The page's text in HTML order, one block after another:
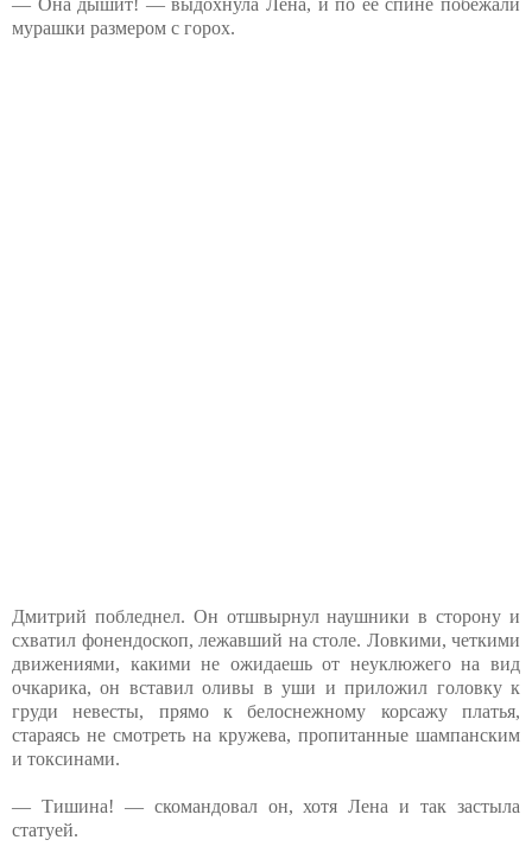
мурашки размером с горох.
Дмитрий побледнел. Он отшвырнул наушники в сторону и
схватил фонендоскоп, лежавший на столе. Ловкими, четкими
движениями, какими не ожидаешь от неуклюжего на вид
очкарика, он вставил оливы в уши и приложил головку к
груди невесты, прямо к белоснежному корсажу платья,
стараясь не смотреть на кружева, пропитанные шампанским
и токсинами.
— Тишина! — скомандовал он, хотя Лена и так застыла
статуей.